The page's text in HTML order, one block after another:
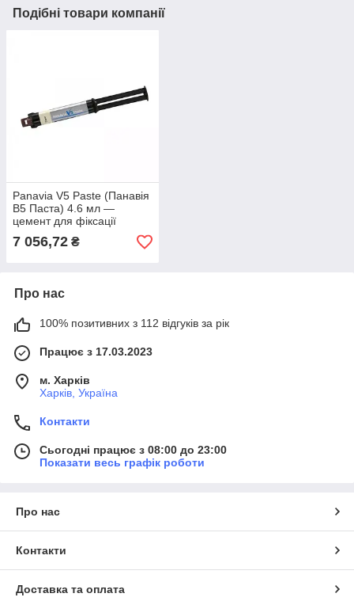
Подібні товари компанії
Panavia V5 Paste (Панавія
В5 Паста) 4.6 мл —
цемент для фіксації
7 056,72 ₴
Про нас
100% позитивних з 112 відгуків за рік
Працює з 17.03.2023
м. Харків
Харків, Україна
Контакти
Сьогодні працює з 08:00 до 23:00
Показати весь графік роботи
Про нас
Контакти
Доставка та оплата